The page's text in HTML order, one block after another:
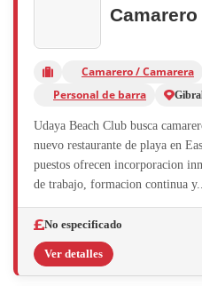
Camarero / Camarera
Personal de barra
Udaya Beach Club busca
nuevo restaurante de playa en
puestos ofrecen incorporacion
de trabajo, formacion continua y...
No especificado
Ver detalles